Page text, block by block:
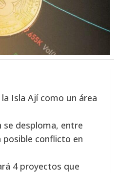
Isla Ají como un área
se desploma, entre
conflicto en
4 proyectos que